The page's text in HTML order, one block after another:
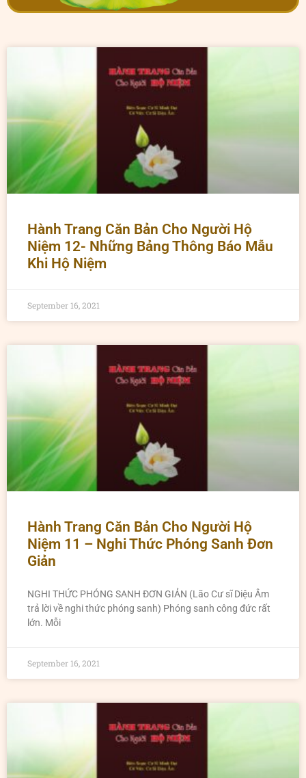
Hành Trang Căn Bản Cho Người Hộ
Niệm 12- Những Bảng Thông Báo Mẫu
Khi Hộ Niệm
September 16, 2021
Hành Trang Căn Bản Cho Người Hộ
Niệm 11 – Nghi Thức Phóng Sanh Đơn
Giản
NGHI THỨC PHÓNG SANH ĐƠN GIẢN (Lão Cư sĩ Diệu Âm
trả lời về nghi thức phóng sanh) Phóng sanh công đức rất
lớn. Mỗi
September 16, 2021